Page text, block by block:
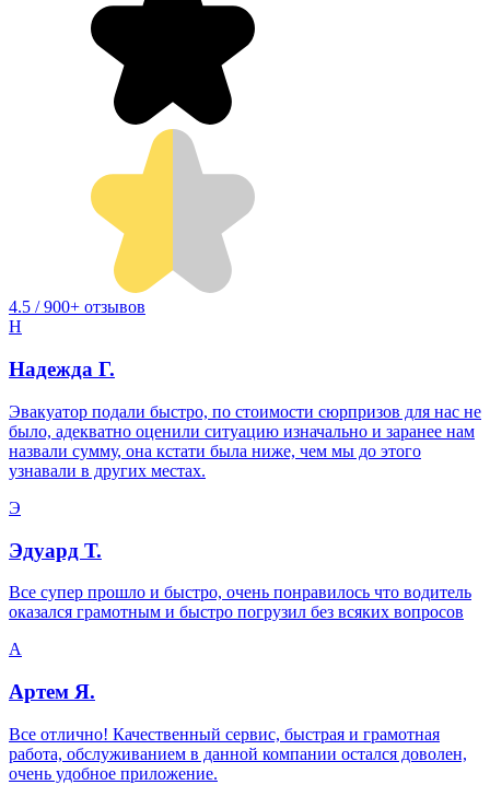
4.5 / 900+ отзывов
Н
Надежда Г.
Эвакуатор подали быстро, по стоимости сюрпризов для нас не
было, адекватно оценили ситуацию изначально и заранее нам
назвали сумму, она кстати была ниже, чем мы до этого
узнавали в других местах.
Э
Эдуард Т.
Все супер прошло и быстро, очень понравилось что водитель
оказался грамотным и быстро погрузил без всяких вопросов
А
Артем Я.
Все отлично! Качественный сервис, быстрая и грамотная
работа, обслуживанием в данной компании остался доволен,
очень удобное приложение.